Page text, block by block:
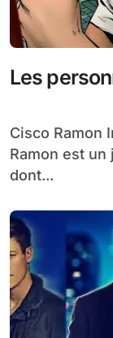
Les
Cisco Ramon Intelligent et spirituel, Cisco
Ramon est un
dont...